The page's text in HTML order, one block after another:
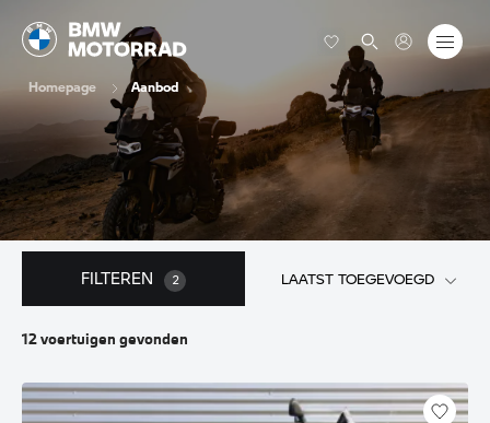
Homepage Aanbod
FILTEREN 2 LAATST TOEGEVOEGD
12voertuigen gevonden